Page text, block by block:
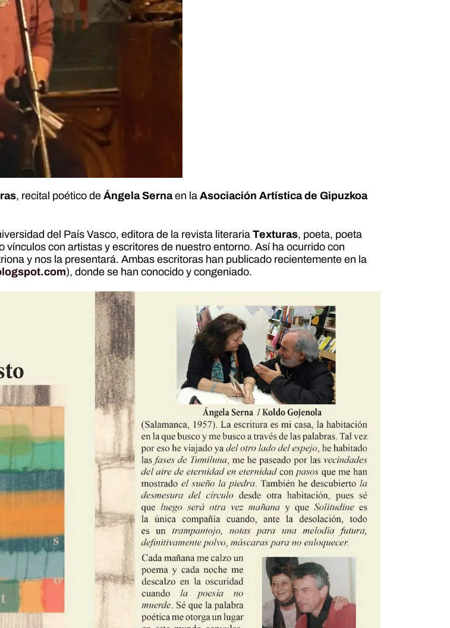
, recital poético de Ángela Sernaen la Asociación Artística de Gipuzkoa
del País Vasco, editora de la revista literaria Texturas, poeta, poeta
con artistas y escritores de nuestro entorno. Así ha ocurrido con
y nos la presentará. Ambas escritoras han publicado recientemente en la
), donde se han conocido y congeniado.